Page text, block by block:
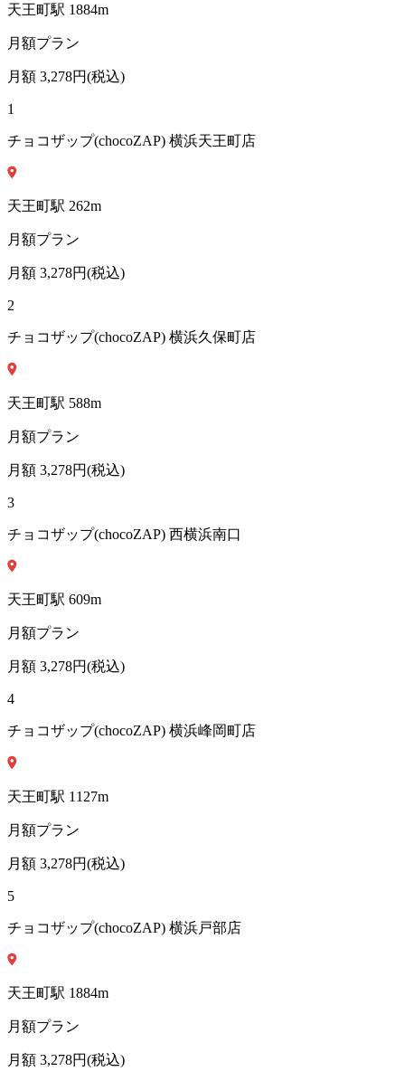
天王町駅 1884m
月額プラン
月額 3,278円(税込)
1
チョコザップ(chocoZAP) 横浜天王町店
天王町駅 262m
月額プラン
月額 3,278円(税込)
2
チョコザップ(chocoZAP) 横浜久保町店
天王町駅 588m
月額プラン
月額 3,278円(税込)
3
チョコザップ(chocoZAP) 西横浜南口
天王町駅 609m
月額プラン
月額 3,278円(税込)
4
チョコザップ(chocoZAP) 横浜峰岡町店
天王町駅 1127m
月額プラン
月額 3,278円(税込)
5
チョコザップ(chocoZAP) 横浜戸部店
天王町駅 1884m
月額プラン
月額 3,278円(税込)